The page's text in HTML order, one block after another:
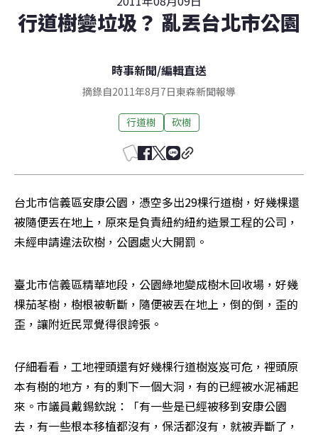
行道樹變垃圾？ 亂丟台北市公園
時事新聞/編輯直送
摘錄自2011年8月7日東森新聞報導
行道樹 砍樹
台北市信義區安康公園，憑空多出29棵行道樹，好幾棵還
被隨便丟在地上，原來是負責紐約紐約造景工程的公司，
未經申請違法砍樹，公園處火大開罰。
臺北市信義區精華地段，公園綠地變成樹木回收場，好幾
棵茄苳樹，樹根被斬斷，隨便被丟在地上，倒的倒，歪的
歪，讓附近民眾覺得很誇張。
仔細看看，工地裡頭還有好幾棵行道樹岌岌可危，裡頭原
本有樹的地方，有的剩下一個大洞，有的已經被水泥補起
來。市議員戴錫欽說：「有一些是已經被移到安康公園
去，有一些根本移植都沒有，保活都沒有，就被弄斷了，